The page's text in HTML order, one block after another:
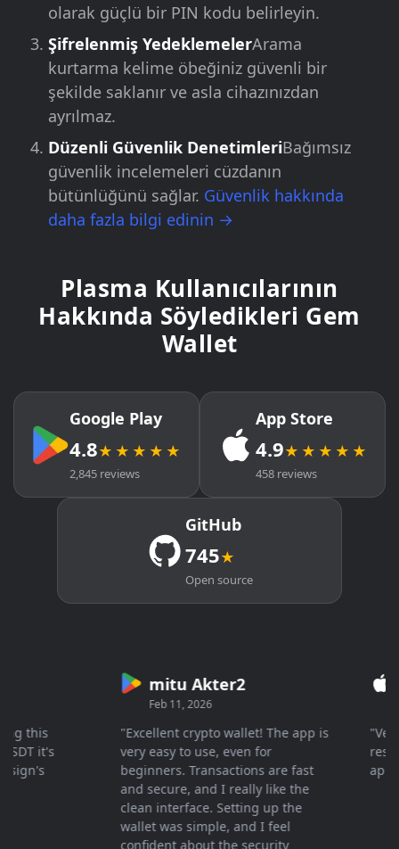
olarak güçlü bir PIN kodu belirleyin.
Şifrelenmiş YedeklemelerArama
kurtarma kelime öbeğiniz güvenli bir
şekilde saklanır ve asla cihazınızdan
ayrılmaz.
Düzenli Güvenlik DenetimleriBağımsız
güvenlik incelemeleri cüzdanın
bütünlüğünü sağlar. Güvenlik hakkında
daha fazla bilgi edinin →
Plasma Kullanıcılarının
Hakkında Söyledikleri Gem
Wallet
Google Play
4.8★★★★★
2,845 reviews
App Store
4.9★★★★★
458 reviews
GitHub
745★
Open source
it's
mitu Akter2
Feb 11, 2026
"Excellent crypto wallet! The app is
very easy to use, even for
beginners. Transactions are fast
and secure, and I really like the
clean interface. Setting up the
wallet was simple, and I feel
confident about the security
"Very